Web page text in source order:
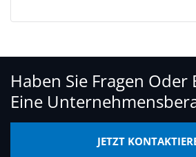
Haben Sie Fragen Oder
Eine
JETZT